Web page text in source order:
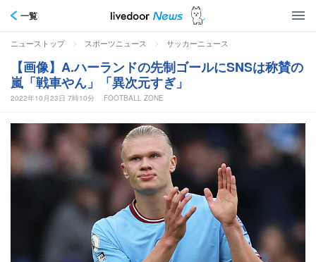
一覧
ニューストップ > スポーツニュース > サッカーニュース
【画像】A.ハーランドの先制ゴールにSNSは称賛の
嵐「戦車やん」「異次元すぎ」
2022年10月23日 7時10分 FOOTBALL ZONE